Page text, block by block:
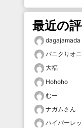
最近の
dagajamada
パニクりオ
大福
Hohoho
むー
ナガムさん
ハイパーレ